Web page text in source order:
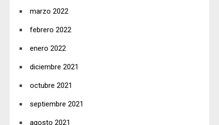
marzo 2022
febrero 2022
enero 2022
diciembre 2021
octubre 2021
septiembre 2021
agosto 2021